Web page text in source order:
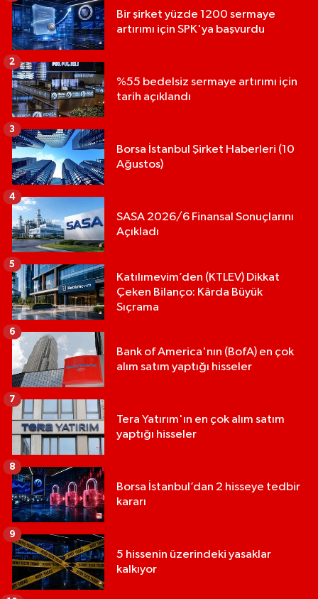
Bir şirket yüzde 1200 sermaye
artırımı için SPK'ya başvurdu
%55 bedelsiz sermaye artırımı için
tarih açıklandı
2
Borsa İstanbul Şirket Haberleri (10
Ağustos)
3
SASA 2026/6 Finansal Sonuçlarını
Açıkladı
4
Katılımevim’den (KTLEV) Dikkat
Çeken Bilanço: Kârda Büyük
Sıçrama
5
Bank of America'nın (BofA) en çok
alım satım yaptığı hisseler
6
Tera Yatırım'ın en çok alım satım
yaptığı hisseler
7
Borsa İstanbul’dan 2 hisseye tedbir
kararı
8
5 hissenin üzerindeki yasaklar
kalkıyor
9